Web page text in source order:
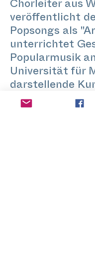
Chorleiter aus
veröffentlicht
Popsongs als
unterrichtet
Popularmusik
Universität für
darstellende
und ist Gründer